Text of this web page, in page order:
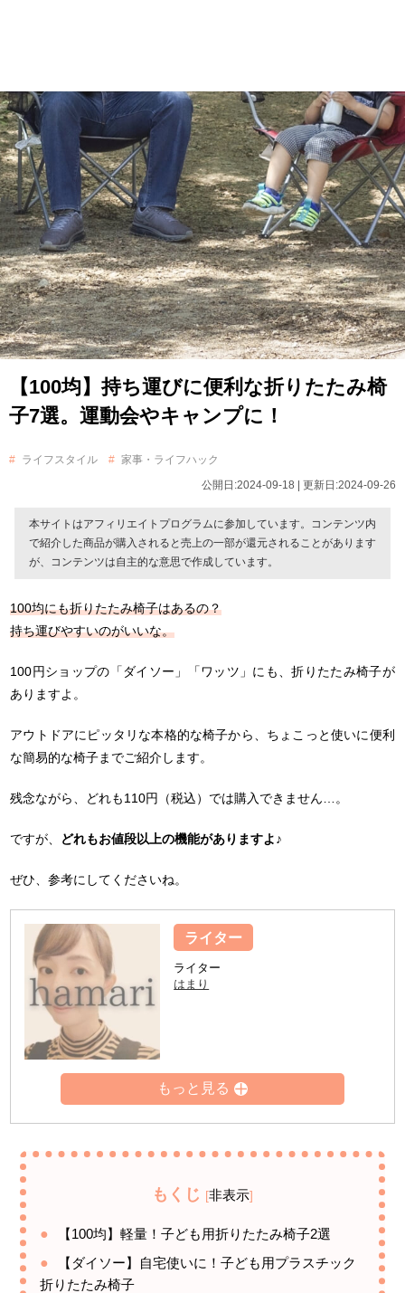
【100均】持ち運びに便利な折りたたみ椅
子7選。運動会やキャンプに！
ライフスタイル
家事・ライフハック
公開日:2024-09-18 | 更新日:2024-09-26
本サイトはアフィリエイトプログラムに参加しています。コンテンツ内
で紹介した商品が購入されると売上の一部が還元されることがあります
が、コンテンツは自主的な意思で作成しています。
100均にも折りたたみ椅子はあるの？
持ち運びやすいのがいいな。
100円ショップの「ダイソー」「ワッツ」にも、折りたたみ椅子が
ありますよ。
アウトドアにピッタリな本格的な椅子から、ちょこっと使いに便利
な簡易的な椅子までご紹介します。
残念ながら、どれも110円（税込）では購入できません…。
ですが、 どれもお値段以上の機能がありますよ♪
ぜひ、参考にしてくださいね。
ライター
ライター
はまり
もくじ [非表示]
【100均】軽量！子ども用折りたたみ椅子2選
【ダイソー】自宅使いに！子ども用プラスチック
折りたたみ椅子